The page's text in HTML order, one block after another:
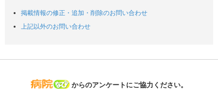
掲載情報の修正・追加・削除のお問い合わせ
上記以外のお問い合わせ
病院なび
からのアンケートにご協力ください。